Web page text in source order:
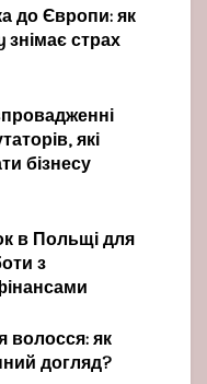
до Європи: як
знімає страх
які
бізнесу
в Польщі для
з
волосся: як
догляд?